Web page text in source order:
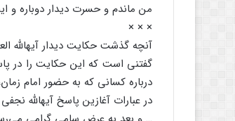
من ماندم و حسرت دیدار دوباره و
× × ×
آنچه گذشت حکایت دیدار آیهاللَّه
گفتنى است که این حکایت را در
درباره کسانى که به حضور امام
در عبارات آغازین پاسخ آیهاللَّه